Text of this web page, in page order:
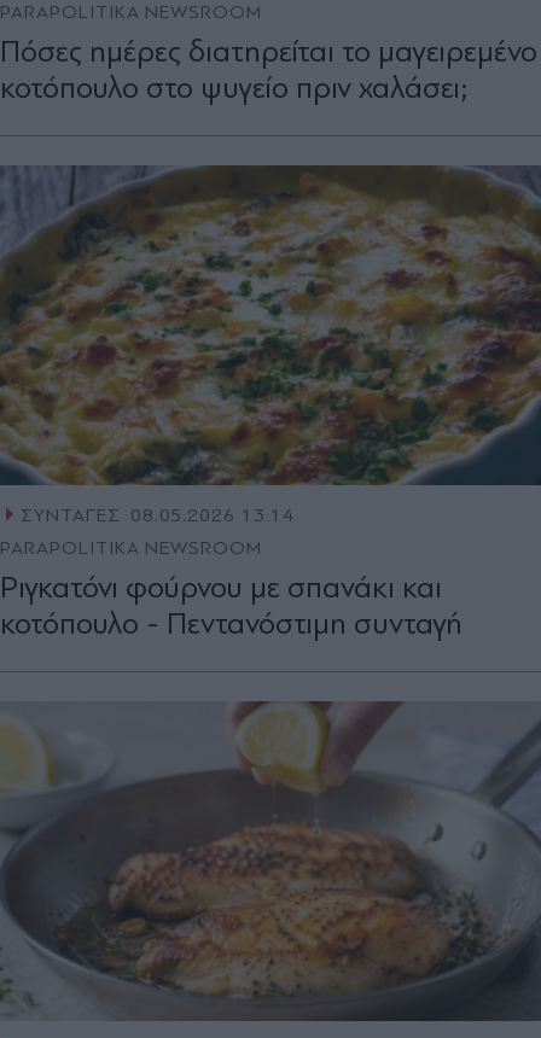
PARAPOLITIKA NEWSROOM
Πόσες ημέρες διατηρείται το μαγειρεμένο
κοτόπουλο στο ψυγείο πριν χαλάσει;
ΣΥΝΤΑΓΕΣ
08.05.2026 13:14
PARAPOLITIKA NEWSROOM
Ριγκατόνι φούρνου με σπανάκι και
κοτόπουλο - Πεντανόστιμη συνταγή